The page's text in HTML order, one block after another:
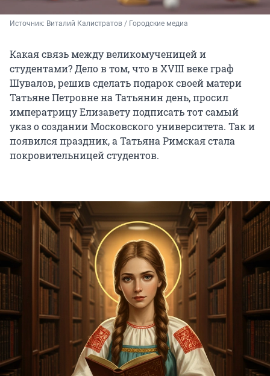
Источник: Виталий Калистратов / Городские медиа
Какая связь между великомученицей и
студентами? Дело в том, что в XVIII веке граф
Шувалов, решив сделать подарок своей матери
Татьяне Петровне на Татьянин день, просил
императрицу Елизавету подписать тот самый
указ о создании Московского университета. Так и
появился праздник, а Татьяна Римская стала
покровительницей студентов.